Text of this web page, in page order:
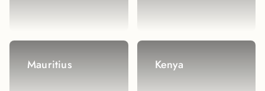
Mauritius Kenya